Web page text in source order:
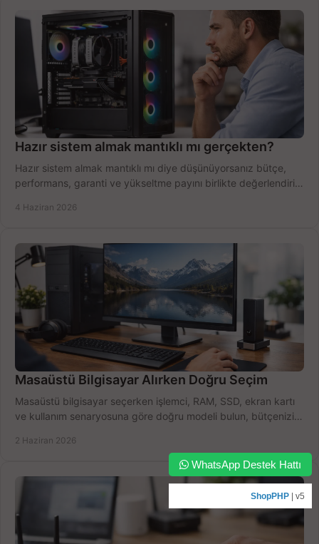
Hazır sistem almak mantıklı mı gerçekten?
Hazır sistem almak mantıklı mı diye düşünüyorsanız bütçe,
performans, garanti ve yükseltme payını birlikte değerlendirin,
4 Haziran 2026
Masaüstü Bilgisayar Alırken Doğru Seçim
Masaüstü bilgisayar seçerken işlemci, RAM, SSD, ekran kartı
ve kullanım senaryosuna göre doğru modeli bulun, bütçenizi
2 Haziran 2026
WhatsApp Destek Hattı
ShopPHP | v5